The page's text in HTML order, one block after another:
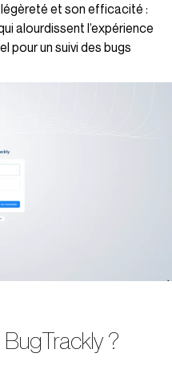
et son efficacité :
alourdissent l’expérience
pour un suivi des bugs
BugTrackly ?